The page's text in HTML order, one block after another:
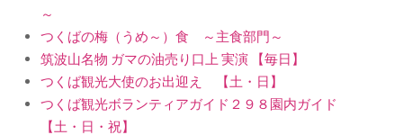
～
つくばの梅（うめ～）食 ～主食部門～
筑波山名物 ガマの油売り口上 実演 【毎日】
つくば観光大使のお出迎え 【土・日】
つくば観光ボランティアガイド２９８園内ガイド
【土・日・祝】